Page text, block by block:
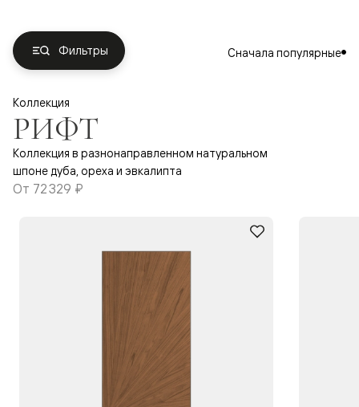
Фильтры Сначала популярные
Коллекция
РИФТ
Коллекция в разнонаправленном натуральном
шпоне дуба, ореха и эвкалипта
От 72 329 ₽